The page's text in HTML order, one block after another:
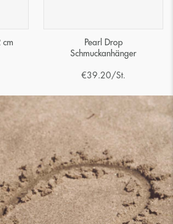
cm
Pearl Drop
Schmuckanhänger
€39.20/St.